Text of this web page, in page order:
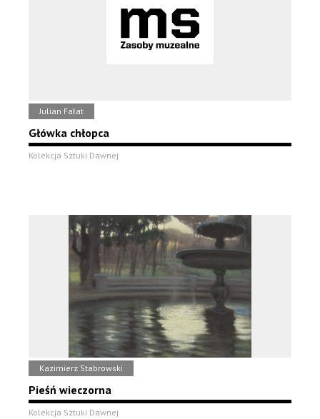
Julian Fałat
Główka chłopca
Kolekcja Sztuki Dawnej
Kazimierz Stabrowski
Pieśń wieczorna
Kolekcja Sztuki Dawnej